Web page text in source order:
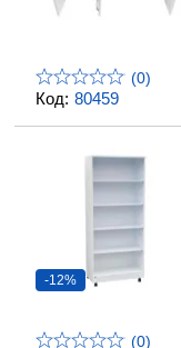
Код: 80459
(0)
-12%
(0)